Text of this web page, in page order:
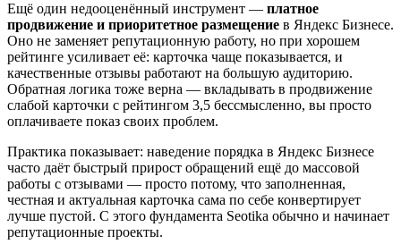
Ещё один недооценённый инструмент — платное
продвижение и приоритетное размещение в Яндекс Бизнесе.
Оно не заменяет репутационную работу, но при хорошем
рейтинге усиливает её: карточка чаще показывается, и
качественные отзывы работают на большую аудиторию.
Обратная логика тоже верна — вкладывать в продвижение
слабой карточки с рейтингом 3,5 бессмысленно, вы просто
оплачиваете показ своих проблем.
Практика показывает: наведение порядка в Яндекс Бизнесе
часто даёт быстрый прирост обращений ещё до массовой
работы с отзывами — просто потому, что заполненная,
честная и актуальная карточка сама по себе конвертирует
лучше пустой. С этого фундамента Seotika обычно и начинает
репутационные проекты.